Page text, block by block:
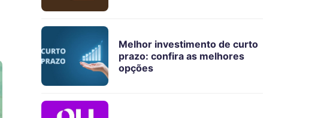
Melhor investimento de curto
prazo: confira as melhores
opções